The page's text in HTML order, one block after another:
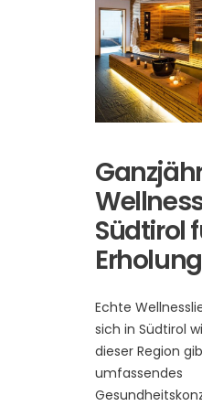
Südtirol
Echte
sich in Südtirol
dieser Region
umfassendes